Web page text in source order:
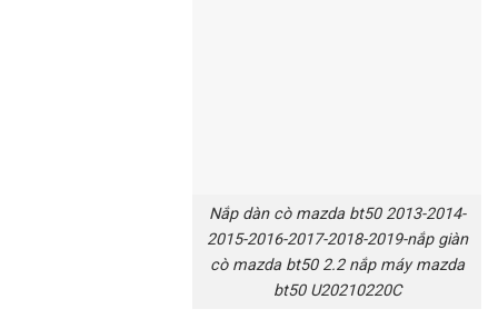
Nắp dàn cò mazda bt50 2013-2014-
2015-2016-2017-2018-2019-nắp giàn
cò mazda bt50 2.2 nắp máy mazda
bt50 U20210220C